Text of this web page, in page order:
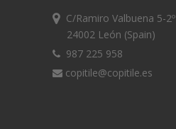
C/Ramiro Valbuena 5-2º
24002 León (Spain)
987 225 958
copitile@copitile.es